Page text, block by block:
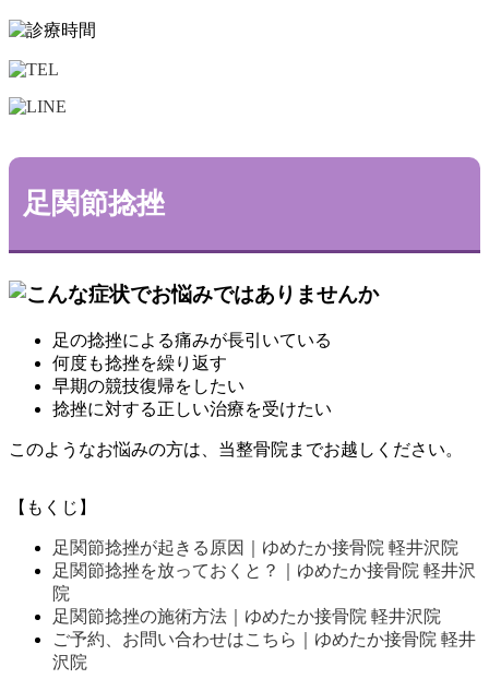
足関節捻挫
足の捻挫による痛みが長引いている
何度も捻挫を繰り返す
早期の競技復帰をしたい
捻挫に対する正しい治療を受けたい
このようなお悩みの方は、当整骨院までお越しください。
【もくじ】
足関節捻挫が起きる原因｜ゆめたか接骨院 軽井沢院
足関節捻挫を放っておくと？｜ゆめたか接骨院 軽井沢
院
足関節捻挫の施術方法｜ゆめたか接骨院 軽井沢院
ご予約、お問い合わせはこちら｜ゆめたか接骨院 軽井
沢院